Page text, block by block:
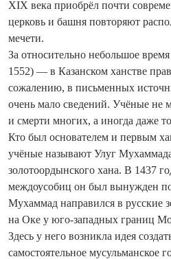
XIX века приобрёл почти
церковь и башня повторяют
мечети.
За относительно небольшое
1552) — в Казанском ханстве
сожалению, в письменных
очень мало сведений. Учёные не
и смерти многих, а иногда даже
Кто был основателем и первым
учёные называют Улуг
золотоордынского хана. В 1437
междоусобиц он был вынужден
Мухаммад направился в русские
на Оке у юго-западных границ
Здесь у него возникла идея
самостоятельное мусульманское